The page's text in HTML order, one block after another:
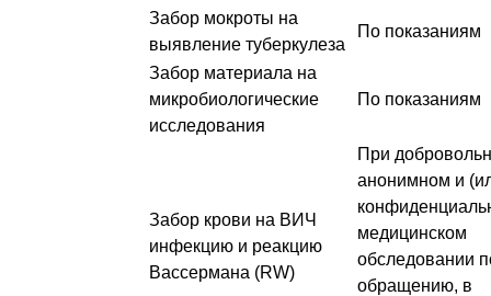
Забор мокроты на
выявление туберкулеза
По показаниям
Забор материала на
микробиологические
исследования
По показаниям
Забор крови на ВИЧ
инфекцию и реакцию
Вассермана (RW)
При
анонимном и
медицинском
обследовании
обращению, в